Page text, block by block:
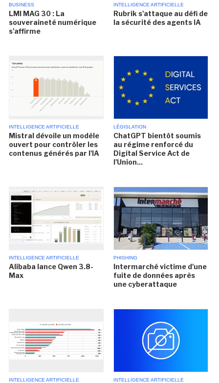
BUSINESS
LMI MAG 30 : La
souveraineté numérique
s'affirme
INTELLIGENCE ARTIFICIELLE
Rubrik s'attaque au défi de
la sécurité des agents IA
INTELLIGENCE ARTIFICIELLE
Mistral dévoile un modèle
ouvert pour contrôler les
contenus générés par l'IA
LÉGISLATION
ChatGPT bientôt soumis
au régime renforcé du
Digital Service Act de
l'Union...
INTELLIGENCE ARTIFICIELLE
Alibaba lance Qwen 3.8-
Max
PHISHING
Intermarché victime d'une
fuite de données après
une cyberattaque
INTELLIGENCE ARTIFICIELLE INTELLIGENCE ARTIFICIELLE